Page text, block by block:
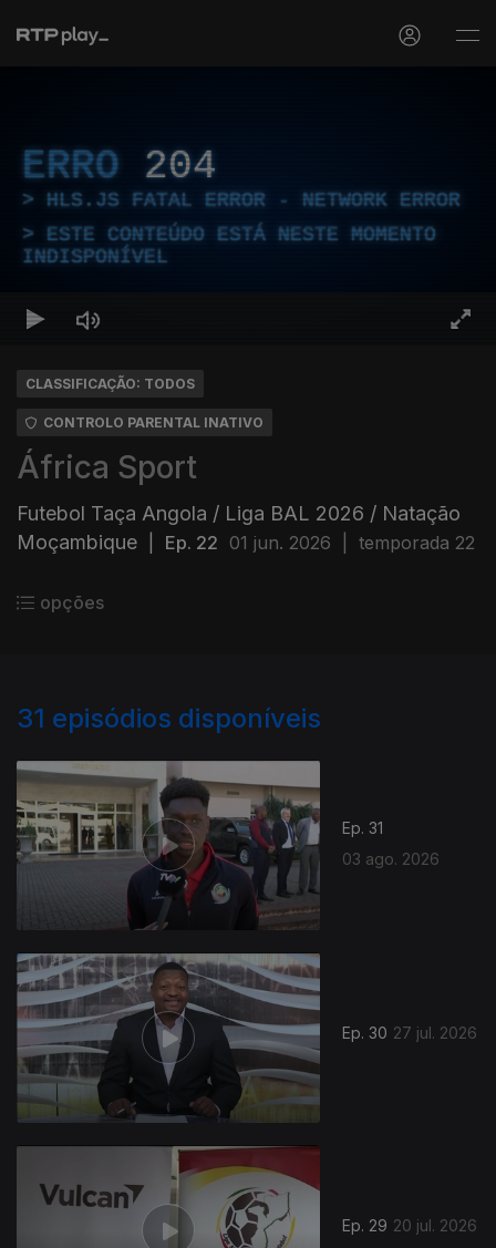
ERRO 204
HLS.JS FATAL ERROR - NETWORK ERROR
ESTE CONTEÚDO ESTÁ NESTE MOMENTO
INDISPONÍVEL
CLASSIFICAÇÃO: TODOS
CONTROLO PARENTAL INATIVO
África Sport
Futebol Taça Angola / Liga BAL 2026 / Natação
Moçambique
Ep. 22 01 jun. 2026 temporada 22
opções
31 episódios disponíveis
Ep. 31
03 ago. 2026
Ep. 30 27 jul. 2026
Ep. 29 20 jul. 2026